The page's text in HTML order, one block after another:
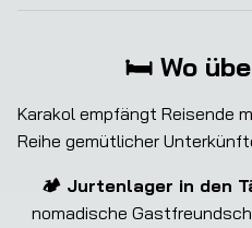
🛏️ Wo
Karakol empfängt Reisende
Reihe gemütlicher
🏕️ Jurtenlager in den
nomadische